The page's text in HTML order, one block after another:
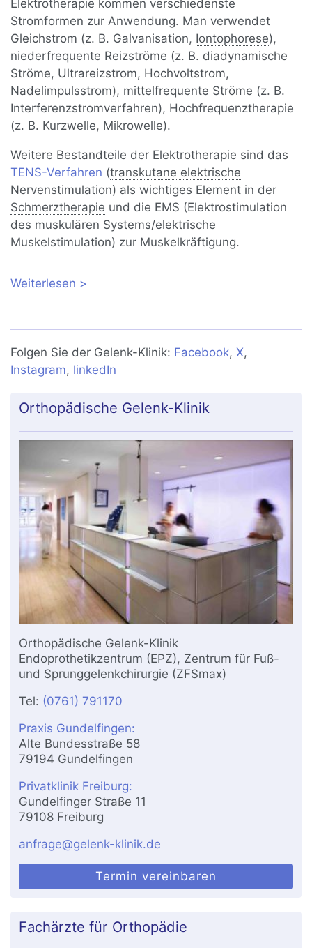
Elektrotherapie kommen verschiedenste
Stromformen zur Anwendung. Man verwendet
Gleichstrom (z. B. Galvanisation, Iontophorese),
niederfrequente Reizströme (z. B. diadynamische
Ströme, Ultrareizstrom, Hochvoltstrom,
Nadelimpulsstrom), mittelfrequente Ströme (z. B.
Interferenzstromverfahren), Hochfrequenztherapie
(z. B. Kurzwelle, Mikrowelle).
Weitere Bestandteile der Elektrotherapie sind das
TENS-Verfahren (transkutane elektrische
Nervenstimulation) als wichtiges Element in der
Schmerztherapie und die EMS (Elektrostimulation
des muskulären Systems/elektrische
Muskelstimulation) zur Muskelkräftigung.
Weiterlesen über Elektrotherapie: Stromarten,
Folgen Sie der Gelenk-Klinik: Facebook,X,
Instagram, linkedIn
Orthopädische Gelenk-Klinik
Orthopädische Gelenk-Klinik
Endoprothetikzentrum (EPZ), Zentrum für Fuß-
und Sprunggelenkchirurgie (ZFSmax)
Tel: (0761) 791170
Praxis Gundelfingen:
Alte Bundesstraße 58
79194 Gundelfingen
Privatklinik Freiburg:
Gundelfinger Straße 11
79108 Freiburg
anfrage@gelenk-klinik.de
Termin vereinbaren
Fachärzte für Orthopädie